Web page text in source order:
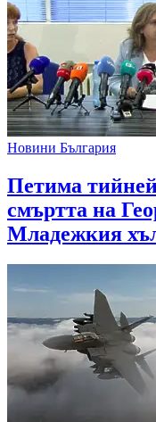
Новини България
Петима
смъртта на
Младежкия